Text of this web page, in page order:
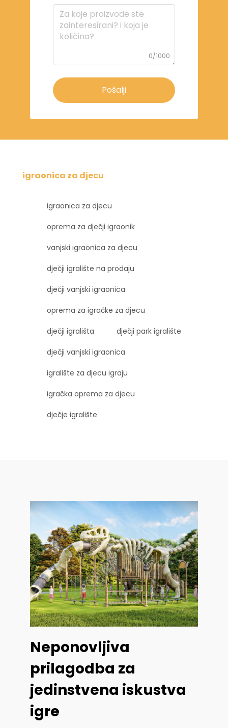
0/1000
Pošalji
igraonica za djecu
igraonica za djecu
oprema za dječji igraonik
vanjski igraonica za djecu
dječji igralište na prodaju
dječji vanjski igraonica
oprema za igračke za djecu
dječji igrališta dječji park igralište
dječji vanjski igraonica
igralište za djecu igraju
igračka oprema za djecu
dječje igralište
Neponovljiva
prilagodba za
jedinstvena iskustva
igre